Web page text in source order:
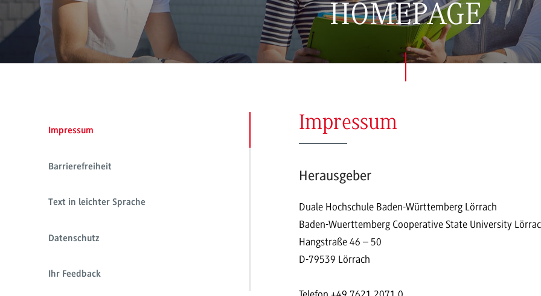
HOMEPAGE
Impressum
Barrierefreiheit
Text in leichter Sprache
Datenschutz
Ihr Feedback
Impressum
Herausgeber
Duale Hochschule Baden-Württemberg Lörrach
Baden-Wuerttemberg Cooperative State University
Hangstraße 46 – 50
D-79539 Lörrach